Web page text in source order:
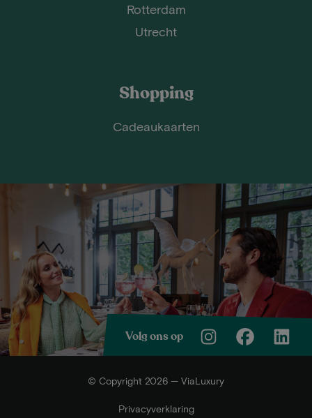
Rotterdam
Utrecht
Shopping
Cadeaukaarten
Volg ons op
© Copyright 2026 — ViaLuxury
Privacyverklaring